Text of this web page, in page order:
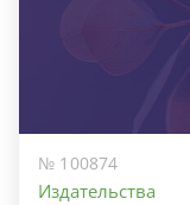
№ 100874
Издательства